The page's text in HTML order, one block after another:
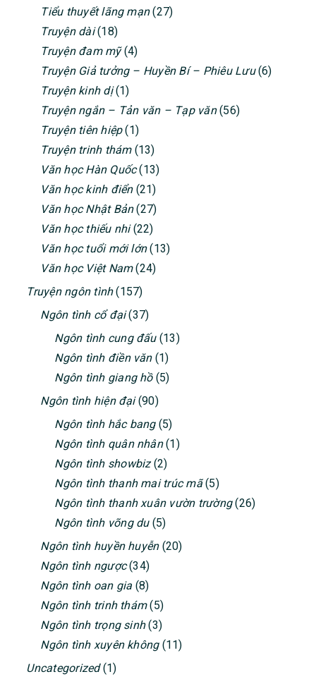
Tiểu thuyết lãng mạn(27)
Truyện dài(18)
Truyện đam mỹ(4)
Truyện Giả tưởng – Huyền Bí – Phiêu Lưu(6)
Truyện kinh dị(1)
Truyện ngắn – Tản văn – Tạp văn(56)
Truyện tiên hiệp(1)
Truyện trinh thám(13)
Văn học Hàn Quốc(13)
Văn học kinh điển(21)
Văn học Nhật Bản(27)
Văn học thiếu nhi(22)
Văn học tuổi mới lớn(13)
Văn học Việt Nam(24)
Truyện ngôn tình(157)
Ngôn tình cổ đại(37)
Ngôn tình cung đấu(13)
Ngôn tình điền văn(1)
Ngôn tình giang hồ(5)
Ngôn tình hiện đại(90)
Ngôn tình hắc bang(5)
Ngôn tình quân nhân(1)
Ngôn tình showbiz(2)
Ngôn tình thanh mai trúc mã(5)
Ngôn tình thanh xuân vườn trường(26)
Ngôn tình võng du(5)
Ngôn tình huyền huyễn(20)
Ngôn tình ngược(34)
Ngôn tình oan gia (8)
Ngôn tình trinh thám(5)
Ngôn tình trọng sinh(3)
Ngôn tình xuyên không(11)
Uncategorized(1)